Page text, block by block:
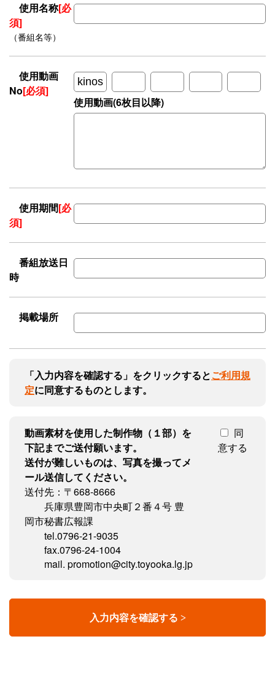
使用名称[必
須]
（番組名等）
使用動画
No[必須]
使用動画(6枚目以降)
使用期間[必
須]
番組放送日
時
掲載場所
「入力内容を確認する」をクリックするとご利用規
定に同意するものとします。
動画素材を使用した制作物（１部）を
下記までご送付願います。
送付が難しいものは、写真を撮ってメ
ール送信してください。
送付先：〒668-8666
兵庫県豊岡市中央町２番４号 豊
岡市秘書広報課
tel.0796-21-9035
fax.0796-24-1004
mail. promotion@city.toyooka.lg.jp
同
意する